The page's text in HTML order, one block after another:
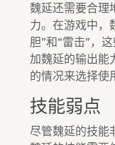
魏延还需要合理
力。在游戏中，
胆”和“雷击”，
加魏延的输出能
的情况来选择使
技能弱点
尽管魏延的技能